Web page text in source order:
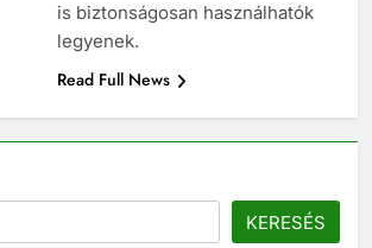
is biztonságosan használhatók
legyenek.
Read Full News
KERESÉS